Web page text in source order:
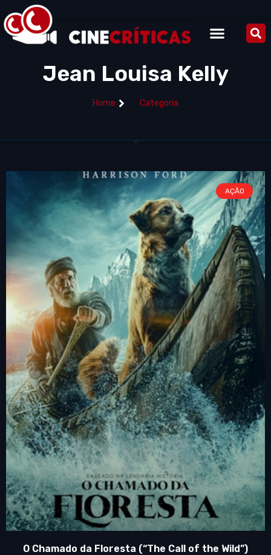
Jean Louisa Kelly
Home Categoria
AÇÃO
O Chamado da Floresta (“The Call of the Wild”)